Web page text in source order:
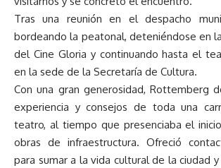
Tras una reunión en el despacho
bordeando la peatonal, deteniéndose en
del Cine Gloria y continuando hasta el
en la sede de la Secretaría de Cultura.
Con una gran generosidad, Rottemberg
experiencia y consejos de toda una
teatro, al tiempo que presenciaba el
obras de infraestructura. Ofreció
para sumar a la vida cultural de la ciudad